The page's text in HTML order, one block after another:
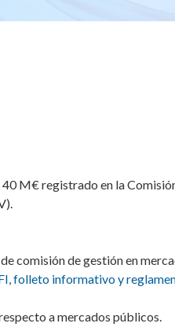
40 M€ registrado en la
de comisión de gestión en
folleto informativo y
a mercados públicos.